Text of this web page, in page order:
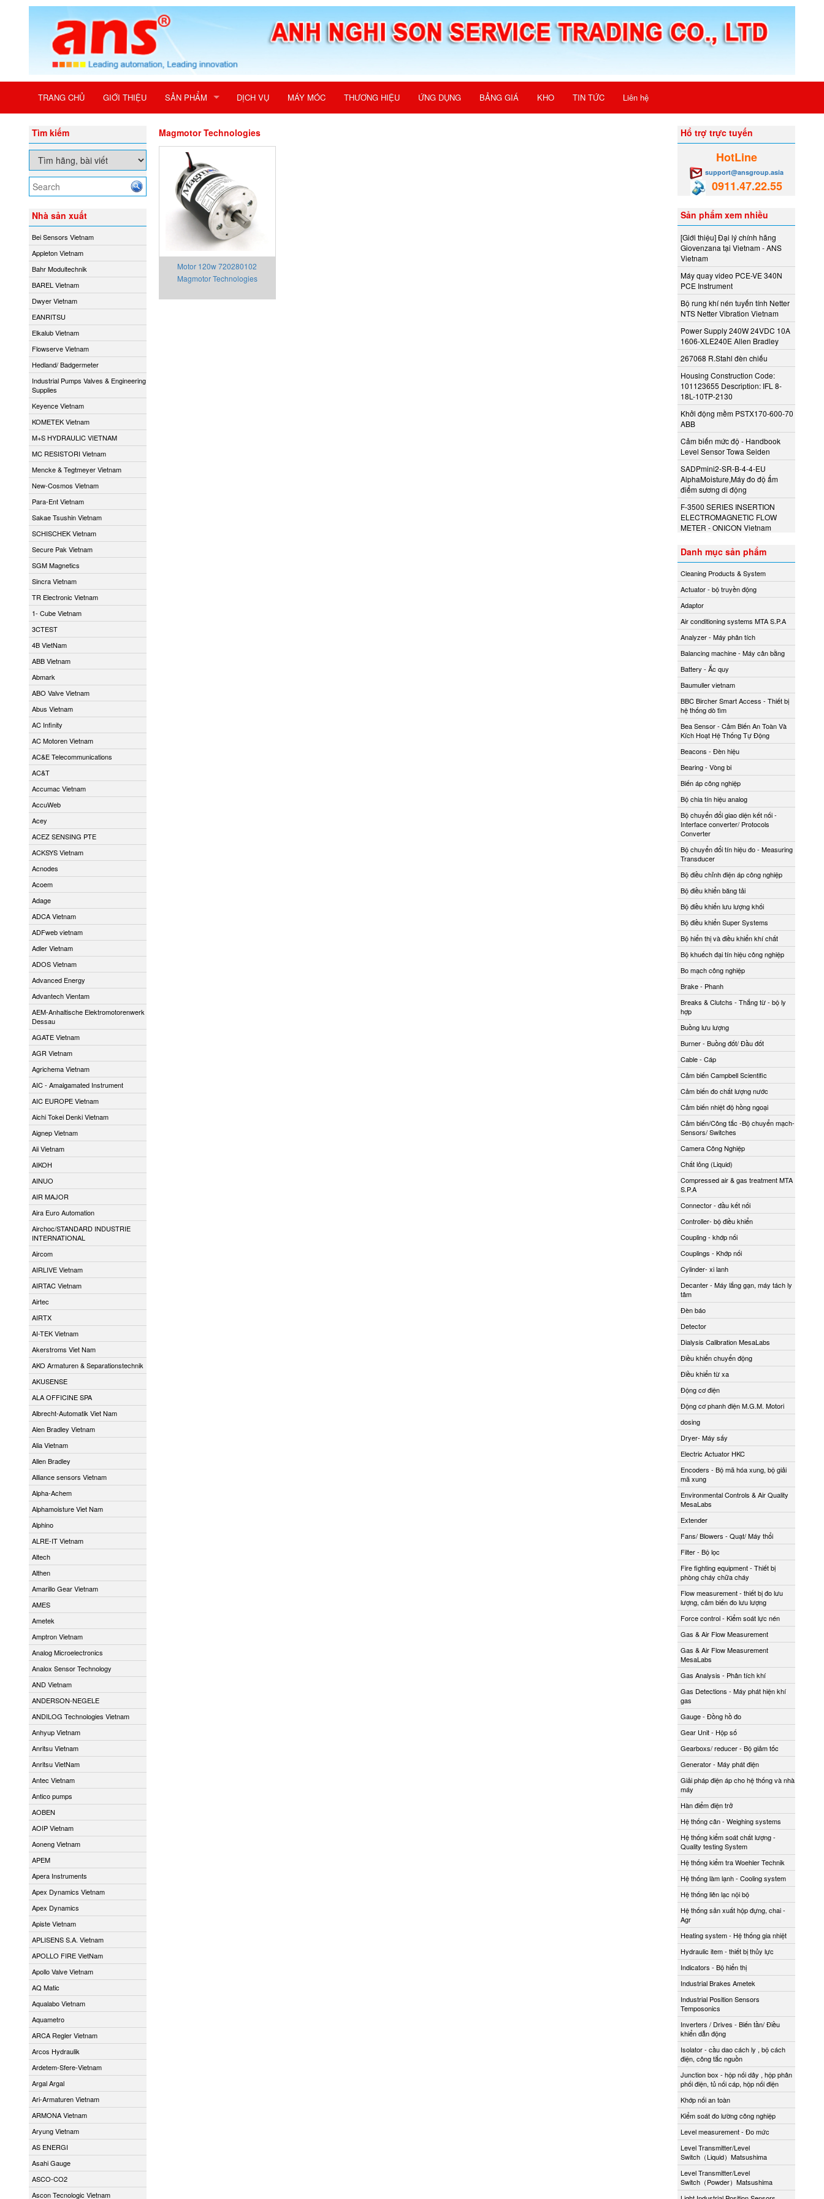
TRANG CHỦ GIỚI THIỆU SẢN PHẨM DỊCH VỤ MÁY MÓC THƯƠNG HIỆU ỨNG DỤNG BẢNG GIÁ KHO TIN TỨC Liên hệ
Tìm kiếm
Nhà sản xuất
Bei Sensors Vietnam
Appleton Vietnam
Bahr Modultechnik
BAREL Vietnam
Dwyer Vietnam
EANRITSU
Elkalub Vietnam
Flowserve Vietnam
Hedland/ Badgermeter
Industrial Pumps Valves & Engineering
Supplies
Keyence Vietnam
KOMETEK Vietnam
M+S HYDRAULIC VIETNAM
MC RESISTORI Vietnam
Mencke & Tegtmeyer Vietnam
New-Cosmos Vietnam
Para-Ent Vietnam
Sakae Tsushin Vietnam
SCHISCHEK Vietnam
Secure Pak Vietnam
SGM Magnetics
Sincra Vietnam
TR Electronic Vietnam
1- Cube Vietnam
3CTEST
4B VietNam
ABB Vietnam
Abmark
ABO Valve Vietnam
Abus Vietnam
AC Infinity
AC Motoren Vietnam
AC&E Telecommunications
AC&T
Accumac Vietnam
AccuWeb
Acey
ACEZ SENSING PTE
ACKSYS Vietnam
Acnodes
Acoem
Adage
ADCA Vietnam
ADFweb vietnam
Adler Vietnam
ADOS Vietnam
Advanced Energy
Advantech Vientam
AEM-Anhaltische Elektromotorenwerk
Dessau
AGATE Vietnam
AGR Vietnam
Agrichema Vietnam
AIC - Amalgamated Instrument
AIC EUROPE Vietnam
Aichi Tokei Denki Vietnam
Aignep Vietnam
Aii Vietnam
AIKOH
AINUO
AIR MAJOR
Aira Euro Automation
Airchoc/STANDARD INDUSTRIE
INTERNATIONAL
Aircom
AIRLIVE Vietnam
AIRTAC Vietnam
Airtec
AIRTX
AI-TEK Vietnam
Akerstroms Viet Nam
AKO Armaturen & Separationstechnik
AKUSENSE
ALA OFFICINE SPA
Albrecht-Automatik Viet Nam
Alen Bradley Vietnam
Alia Vietnam
Allen Bradley
Alliance sensors Vietnam
Alpha-Achem
Alphamoisture Viet Nam
Alphino
ALRE-IT Vietnam
Altech
Althen
Amarillo Gear Vietnam
AMES
Ametek
Amptron Vietnam
Analog Microelectronics
Analox Sensor Technology
AND Vietnam
ANDERSON-NEGELE
ANDILOG Technologies Vietnam
Anhyup Vietnam
Anritsu Vietnam
Anritsu VietNam
Antec Vietnam
Antico pumps
AOBEN
AOIP Vietnam
Aoneng Vietnam
APEM
Apera Instruments
Apex Dynamics Vietnam
Apex Dynamics
Apiste Vietnam
APLISENS S.A. Vietnam
APOLLO FIRE VietNam
Apollo Valve Vietnam
AQ Matic
Aqualabo Vietnam
Aquametro
ARCA Regler Vietnam
Arcos Hydraulik
Ardetem-Sfere-Vietnam
Argal Argal
Ari-Armaturen Vietnam
ARMONA Vietnam
Aryung Vietnam
AS ENERGI
Asahi Gauge
ASCO-CO2
Ascon Tecnologic Vietnam
Magmotor Technologies
Motor 120w 720280102
Magmotor Technologies
Hổ trợ trực tuyến
HotLine
support@ansgroup.asia
0911.47.22.55
Sản phẩm xem nhiều
[Giới thiệu] Đại lý chính hãng
Giovenzana tại Vietnam - ANS
Vietnam
Máy quay video PCE-VE 340N
PCE Instrument
Bộ rung khí nén tuyến tính Netter
NTS Netter Vibration Vietnam
Power Supply 240W 24VDC 10A
1606-XLE240E Allen Bradley
267068 R.Stahl đèn chiếu
Housing Construction Code:
101123655 Description: IFL 8-
18L-10TP-2130
Khởi động mềm PSTX170-600-70
ABB
Cảm biến mức độ - Handbook
Level Sensor Towa Seiden
SADPmini2-SR-B-4-4-EU
AlphaMoisture,Máy đo độ ẩm
điểm sương di động
F-3500 SERIES INSERTION
ELECTROMAGNETIC FLOW
METER - ONICON Vietnam
Danh mục sản phẩm
Cleaning Products & System
Actuator - bộ truyền động
Adaptor
Air conditioning systems MTA S.P.A
Analyzer - Máy phân tích
Balancing machine - Máy cân bằng
Battery - Ắc quy
Baumuller vietnam
BBC Bircher Smart Access - Thiết bị
hệ thống dò tìm
Bea Sensor - Cảm Biến An Toàn Và
Kích Hoạt Hệ Thống Tự Động
Beacons - Đèn hiệu
Bearing - Vòng bi
Biến áp công nghiệp
Bộ chia tín hiệu analog
Bộ chuyển đổi giao diện kết nối -
Interface converter/ Protocols
Converter
Bộ chuyển đổi tín hiệu đo - Measuring
Transducer
Bộ điều chỉnh điện áp công nghiệp
Bộ điều khiển băng tải
Bộ điều khiển lưu lượng khối
Bộ điều khiển Super Systems
Bộ hiển thị và điều khiển khí chất
Bộ khuếch đại tín hiệu công nghiệp
Bo mạch công nghiệp
Brake - Phanh
Breaks & Clutchs - Thắng từ - bộ ly
hợp
Buồng lưu lượng
Burner - Buồng đốt/ Đầu đốt
Cable - Cáp
Cảm biến Campbell Scientific
Cảm biến đo chất lượng nước
Cảm biến nhiệt độ hồng ngoại
Cảm biến/Công tắc -Bộ chuyển mạch-
Sensors/ Switches
Camera Công Nghiệp
Chất lỏng (Liquid)
Compressed air & gas treatment MTA
S.P.A
Connector - đầu kết nối
Controller- bộ điều khiển
Coupling - khớp nối
Couplings - Khớp nối
Cylinder- xi lanh
Decanter - Máy lắng gạn, máy tách ly
tâm
Đèn báo
Detector
Dialysis Calibration MesaLabs
Điều khiển chuyển động
Điều khiển từ xa
Động cơ điện
Động cơ phanh điện M.G.M. Motori
dosing
Dryer- Máy sấy
Electric Actuator HKC
Encoders - Bộ mã hóa xung, bộ giải
mã xung
Environmental Controls & Air Quality
MesaLabs
Extender
Fans/ Blowers - Quạt/ Máy thổi
Filter - Bộ lọc
Fire fighting equipment - Thiết bị
phòng cháy chữa cháy
Flow measurement - thiết bị đo lưu
lượng, cảm biến đo lưu lượng
Force control - Kiểm soát lực nén
Gas & Air Flow Measurement
Gas & Air Flow Measurement
MesaLabs
Gas Analysis - Phân tích khí
Gas Detections - Máy phát hiện khí
gas
Gauge - Đồng hồ đo
Gear Unit - Hộp số
Gearboxs/ reducer - Bộ giảm tốc
Generator - Máy phát điện
Giải pháp điện áp cho hệ thống và nhà
máy
Hàn điểm điện trở
Hệ thống cân - Weighing systems
Hệ thống kiểm soát chất lượng -
Quality testing System
Hệ thống kiểm tra Woehler Technik
Hệ thống làm lạnh - Cooling system
Hệ thống liên lạc nội bộ
Hệ thống sản xuất hộp đựng, chai -
Agr
Heating system - Hệ thống gia nhiệt
Hydraulic item - thiết bị thủy lực
Indicators - Bộ hiển thị
Industrial Brakes Ametek
Industrial Position Sensors
Temposonics
Inverters / Drives - Biến tần/ Điều
khiển dẫn động
Isolator - cầu dao cách ly , bộ cách
điện, công tắc nguồn
Junction box - hộp nối dây , hộp phân
phối điện, tủ nối cáp, hộp nối điện
Khớp nối an toàn
Kiểm soát đo lường công nghiệp
Level measurement - Đo mức
Level Transmitter/Level
Switch（Liquid）Matsushima
Level Transmitter/Level
Switch（Powder）Matsushima